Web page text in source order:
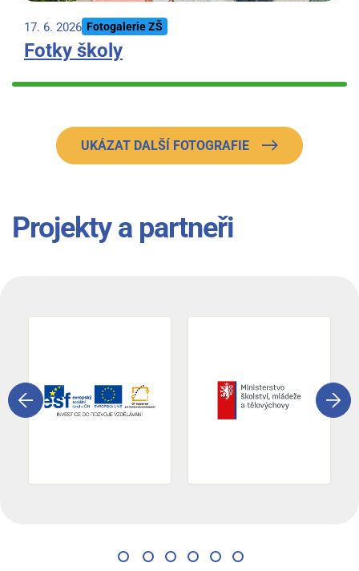
17. 6. 2026 Fotogalerie ZŠ
Fotky školy
UKÁZAT DALŠÍ FOTOGRAFIE
Projekty a partneři